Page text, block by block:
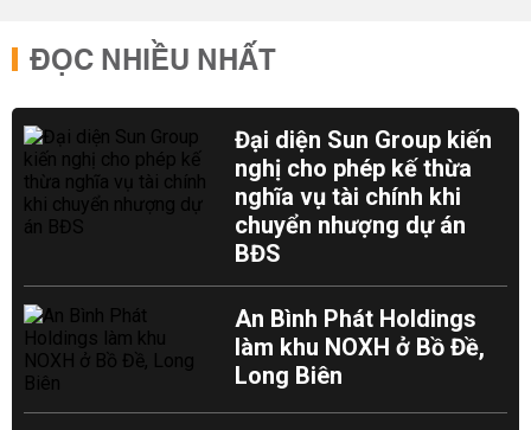
ĐỌC NHIỀU NHẤT
Đại diện Sun Group kiến
nghị cho phép kế thừa
nghĩa vụ tài chính khi
chuyển nhượng dự án
BĐS
An Bình Phát Holdings
làm khu NOXH ở Bồ Đề,
Long Biên